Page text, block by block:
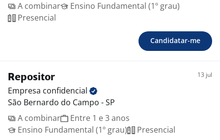
A combinar
Ensino Fundamental (1º grau)
Presencial
Candidatar-me
Repositor 13 jul
Empresa confidencial
São Bernardo do Campo - SP
A combinar
Entre 1 e 3 anos
Ensino Fundamental (1º grau)
Presencial